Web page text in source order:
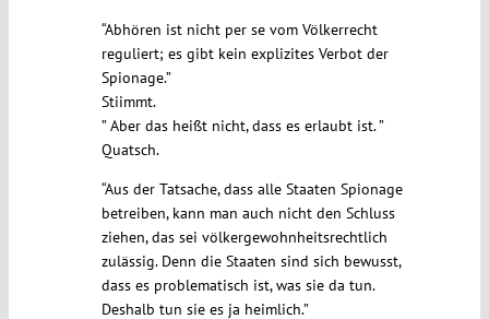
“Abhören ist nicht per se vom Völkerrecht
reguliert; es gibt kein explizites Verbot der
Spionage.”
Stiimmt.
” Aber das heißt nicht, dass es erlaubt ist. ”
Quatsch.
“Aus der Tatsache, dass alle Staaten Spionage
betreiben, kann man auch nicht den Schluss
ziehen, das sei völkergewohnheitsrechtlich
zulässig. Denn die Staaten sind sich bewusst,
dass es problematisch ist, was sie da tun.
Deshalb tun sie es ja heimlich.”